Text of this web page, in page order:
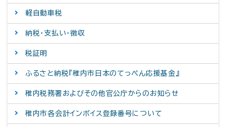
軽自動車税
納税・支払い・徴収
税証明
ふるさと納税『稚内市日本のてっぺん応援基金』
稚内税務署およびその他官公庁からのお知らせ
稚内市各会計インボイス登録番号について